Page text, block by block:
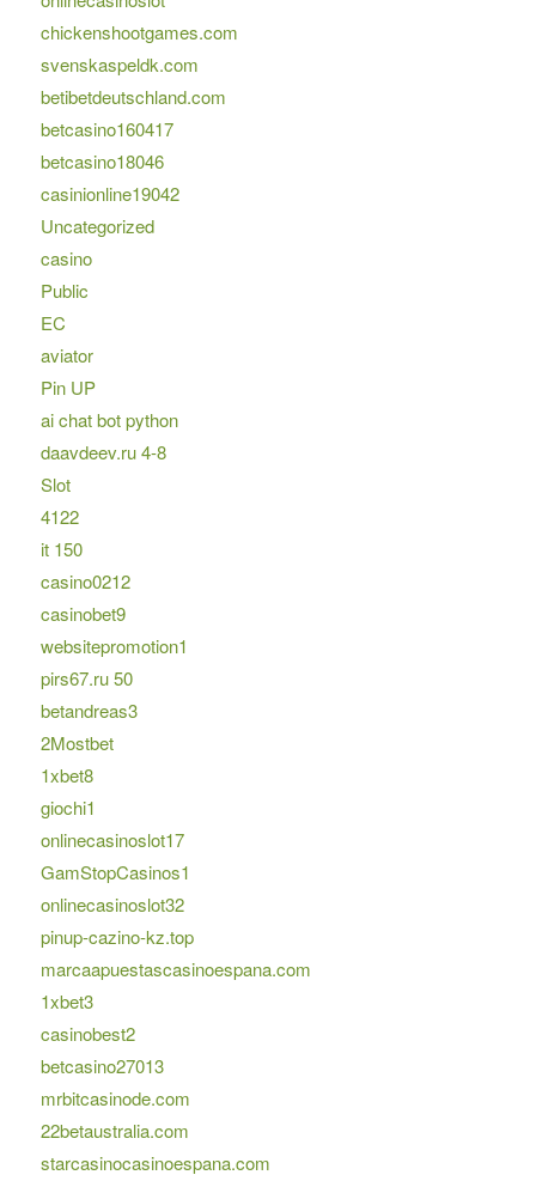
chickenshootgames.com
svenskaspeldk.com
betibetdeutschland.com
betcasino160417
betcasino18046
casinionline19042
Uncategorized
casino
Public
EC
aviator
Pin UP
ai chat bot python
daavdeev.ru 4-8
Slot
4122
it 150
casino0212
casinobet9
websitepromotion1
pirs67.ru 50
betandreas3
2Mostbet
1xbet8
giochi1
onlinecasinoslot17
GamStopCasinos1
onlinecasinoslot32
pinup-cazino-kz.top
marcaapuestascasinoespana.com
1xbet3
casinobest2
betcasino27013
mrbitcasinode.com
22betaustralia.com
starcasinocasinoespana.com